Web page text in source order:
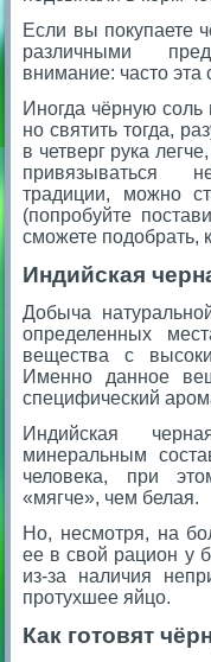
Если вы покупаете
различными
внимание: часто
Иногда чёрную соль
но святить тогда,
в четверг рука
привязываться
традиции, можно
(попробуйте
сможете подобрать,
Индийская
Добыча
определенных
вещества с
Именно данное
специфический
Индийская
минеральным
человека, при
«мягче», чем белая.
Но, несмотря, на
ее в свой рацион у
из-за наличия
протухшее яйцо.
Как готовят